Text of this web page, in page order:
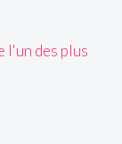
l'un des plus